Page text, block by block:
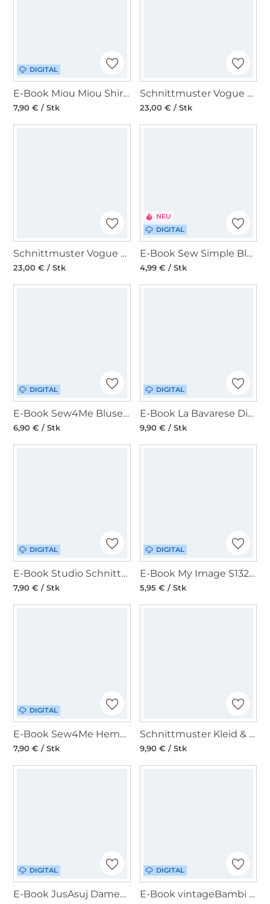
DIGITAL
E-Book Miou Miou Shirtbluse Amea
7,90 € / Stk
Schnittmuster Vogue 9029 Bluse
23,00 € / Stk
Schnittmuster Vogue 9006 Damen Top - Bluse
23,00 € / Stk
NEU
DIGITAL
E-Book Sew Simple Bluse Tuula
4,99 € / Stk
DIGITAL
E-Book Sew4Me Bluse Luna Damen
6,90 € / Stk
DIGITAL
E-Book La Bavarese Dirndlbluse Alma A/B-Cup
9,90 € / Stk
DIGITAL
E-Book Studio Schnittreif Frau Noor Bluse Damen
7,90 € / Stk
DIGITAL
E-Book My Image S1327 Bluse Niketa
5,95 € / Stk
DIGITAL
E-Book Sew4Me Hemdbluse RENA Damen
7,90 € / Stk
Schnittmuster Kleid & Top, Burda 5737
9,90 € / Stk
DIGITAL
E-Book JusAsuj Damenbluse Berry
DIGITAL
E-Book vintageBambi Lera Bluse